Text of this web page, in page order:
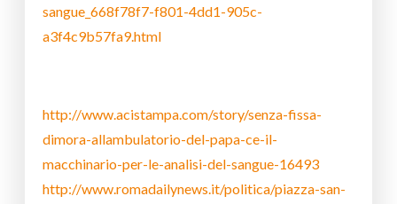
sangue_668f78f7-f801-4dd1-905c-
a3f4c9b57fa9.html
http://www.acistampa.com/story/senza-fissa-
dimora-allambulatorio-del-papa-ce-il-
macchinario-per-le-analisi-del-sangue-16493
http://www.romadailynews.it/politica/piazza-san-